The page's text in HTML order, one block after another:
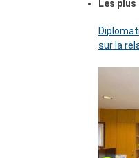
Les plus
sur la